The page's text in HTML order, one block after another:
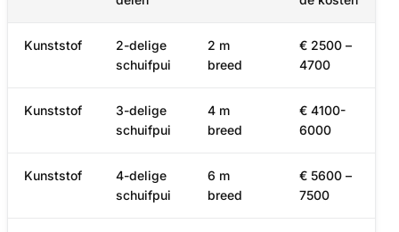
Kunststof
2-delige
schuifpui
2 m
breed
€ 2500 –
4700
Kunststof
3-delige
schuifpui
4 m
breed
€ 4100-
6000
Kunststof
4-delige
schuifpui
6 m
breed
€ 5600 –
7500